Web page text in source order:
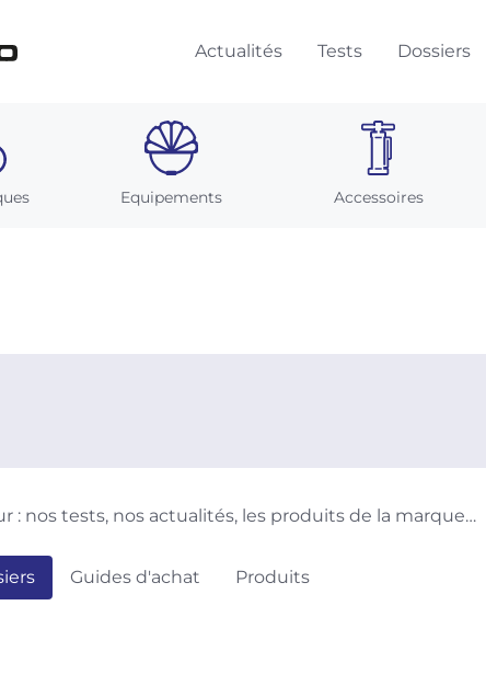
Actualités Tests Dossiers
Equipements Accessoires
: nos tests, nos actualités, les produits de la marque…
Guides d'achat Produits